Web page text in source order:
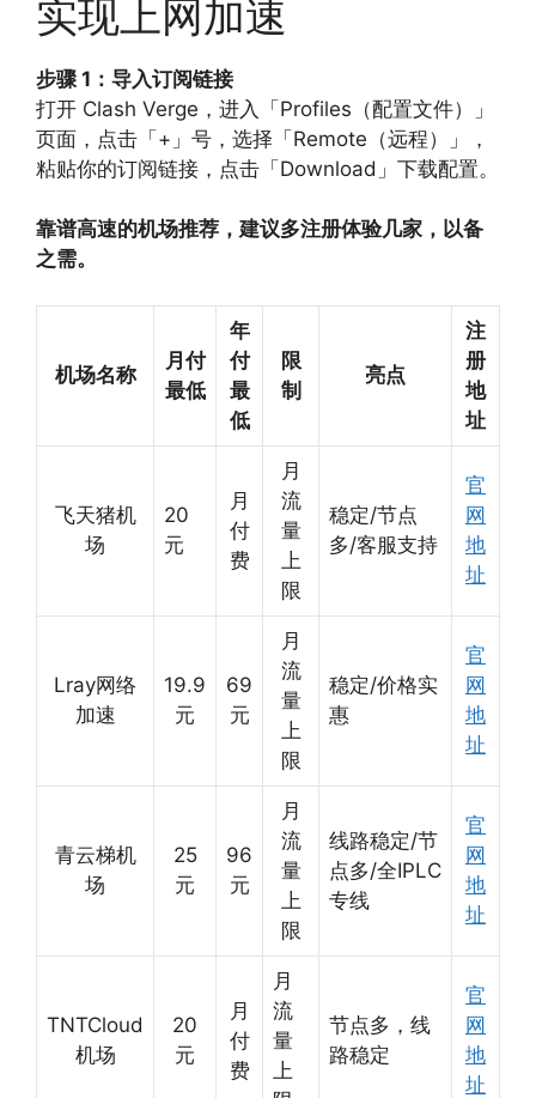
实现上网加速
步骤 1：导入订阅链接
打开 Clash Verge，进入「Profiles（配置文件）」
页面，点击「+」号，选择「Remote（远程）」，
粘贴你的订阅链接，点击「Download」下载配置。
靠谱高速的机场推荐，建议多注册体验几家，以备
之需。
机场名称
月付
最低
年
付
最
低
限
制
亮点
注
册
地
址
飞天猪机
场
20
元
月
付
费
月
流
量
上
限
稳定/节点
多/客服支持
官
网
地
址
Lray网络
加速
19.9
元
69
元
月
流
量
上
限
稳定/价格实
惠
官
网
地
址
青云梯机
场
25
元
96
元
月
流
量
上
限
线路稳定/节
点多/全IPLC
专线
官
网
地
址
TNTCloud
机场
20
元
月
付
费
月
流
量
上
节点多，线
路稳定
官
网
地
址